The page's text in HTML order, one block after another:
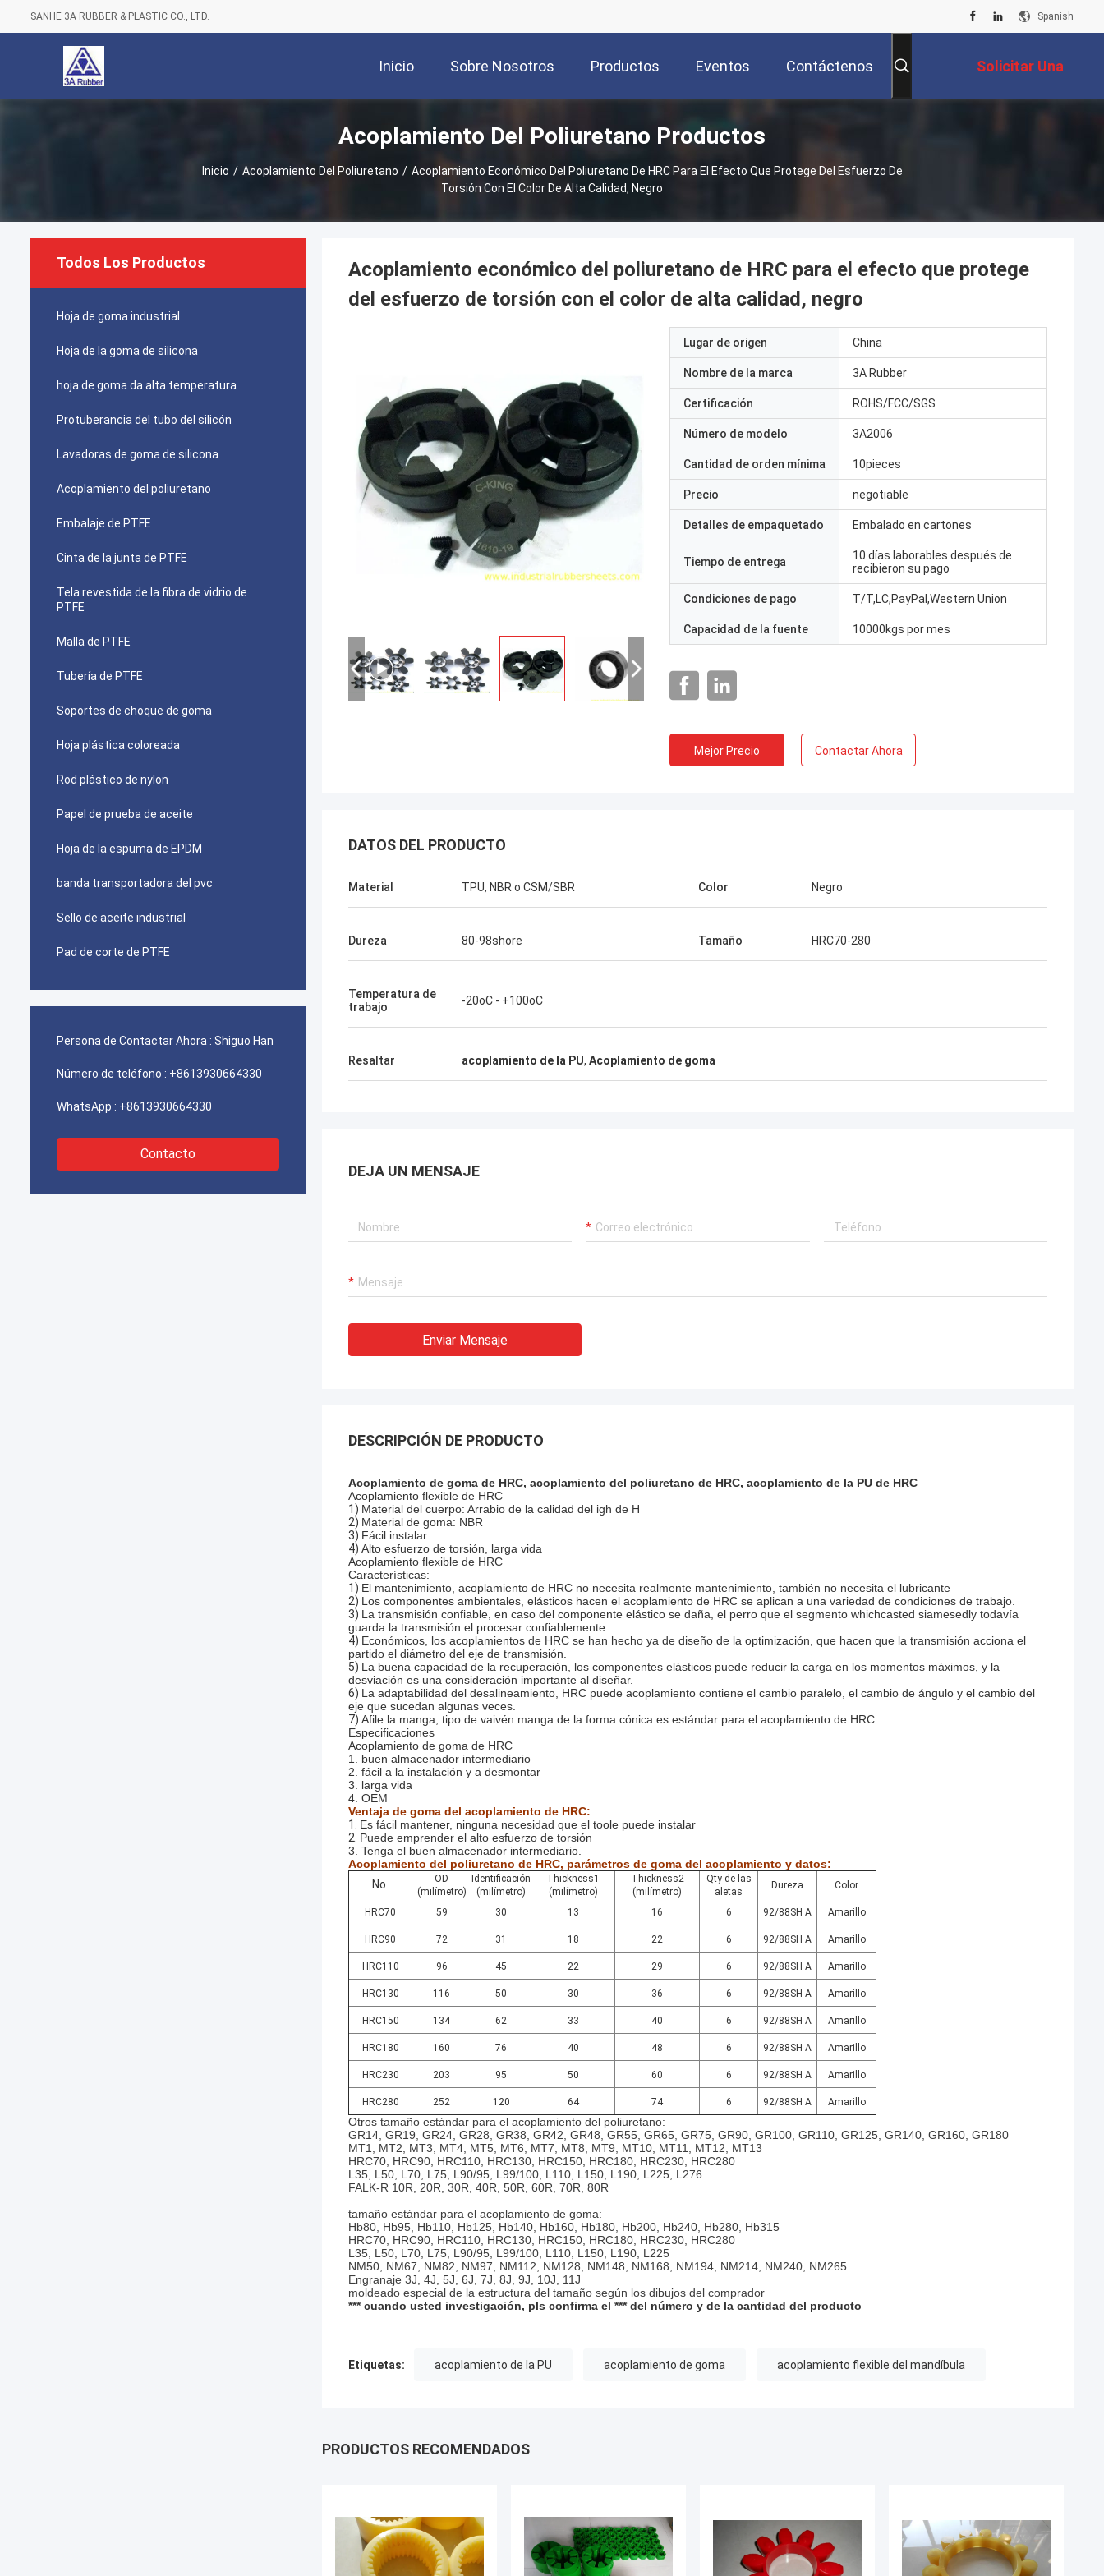
SANHE 3A RUBBER & PLASTIC CO., LTD. Spanish
Inicio Sobre Nosotros Productos Eventos Contáctenos Solicitar Una
Cotización
Acoplamiento Del Poliuretano Productos
Inicio / Acoplamiento Del Poliuretano / Acoplamiento Económico Del Poliuretano De HRC Para El Efecto Que Protege Del Esfuerzo De
Torsión Con El Color De Alta Calidad, Negro
Todos Los Productos
Hoja de goma industrial
Hoja de la goma de silicona
hoja de goma da alta temperatura
Protuberancia del tubo del silicón
Lavadoras de goma de silicona
Acoplamiento del poliuretano
Embalaje de PTFE
Cinta de la junta de PTFE
Tela revestida de la fibra de vidrio de
PTFE
Malla de PTFE
Tubería de PTFE
Soportes de choque de goma
Hoja plástica coloreada
Rod plástico de nylon
Papel de prueba de aceite
Hoja de la espuma de EPDM
banda transportadora del pvc
Sello de aceite industrial
Pad de corte de PTFE
Persona de Contactar Ahora : Shiguo Han
Número de teléfono : +8613930664330
WhatsApp : +8613930664330
Contacto
Acoplamiento económico del poliuretano de HRC para el efecto que protege
del esfuerzo de torsión con el color de alta calidad, negro
Lugar de origen China
Nombre de la marca 3A Rubber
Certificación ROHS/FCC/SGS
Número de modelo 3A2006
Cantidad de orden mínima 10pieces
Precio negotiable
Detalles de empaquetado Embalado en cartones
Tiempo de entrega
10 días laborables después de
recibieron su pago
Condiciones de pago T/T,LC,PayPal,Western Union
Capacidad de la fuente 10000kgs por mes
Mejor Precio Contactar Ahora
DATOS DEL PRODUCTO
Material TPU, NBR o CSM/SBR Color Negro
Dureza 80-98shore Tamaño HRC70-280
Temperatura de
trabajo
-20oC - +100oC
Resaltar acoplamiento de la PU, Acoplamiento de goma
DEJA UN MENSAJE
Enviar Mensaje
DESCRIPCIÓN DE PRODUCTO
Acoplamiento de goma de HRC, acoplamiento del poliuretano de HRC, acoplamiento de la PU de HRC
Acoplamiento flexible de HRC
1) Material del cuerpo: Arrabio de la calidad del igh de H
2) Material de goma: NBR
3) Fácil instalar
4) Alto esfuerzo de torsión, larga vida
Acoplamiento flexible de HRC
Características:
1) El mantenimiento, acoplamiento de HRC no necesita realmente mantenimiento, también no necesita el lubricante
2) Los componentes ambientales, elásticos hacen el acoplamiento de HRC se aplican a una variedad de condiciones de trabajo.
3) La transmisión confiable, en caso del componente elástico se daña, el perro que el segmento whichcasted siamesedly todavía
guarda la transmisión el procesar confiablemente.
4) Económicos, los acoplamientos de HRC se han hecho ya de diseño de la optimización, que hacen que la transmisión acciona el
partido el diámetro del eje de transmisión.
5) La buena capacidad de la recuperación, los componentes elásticos puede reducir la carga en los momentos máximos, y la
desviación es una consideración importante al diseñar.
6) La adaptabilidad del desalineamiento, HRC puede acoplamiento contiene el cambio paralelo, el cambio de ángulo y el cambio del
eje que sucedan algunas veces.
7) Afile la manga, tipo de vaivén manga de la forma cónica es estándar para el acoplamiento de HRC.
Especificaciones
Acoplamiento de goma de HRC
1. buen almacenador intermediario
2. fácil a la instalación y a desmontar
3. larga vida
4. OEM
Ventaja de goma del acoplamiento de HRC:
1. Es fácil mantener, ninguna necesidad que el toole puede instalar
2. Puede emprender el alto esfuerzo de torsión
3. Tenga el buen almacenador intermediario.
Acoplamiento del poliuretano de HRC, parámetros de goma del acoplamiento y datos:
No.
OD
(milímetro)
Identificación
(milímetro)
Thickness1
(milímetro)
Thickness2
(milímetro)
Qty de las
aletas
Dureza Color
HRC70 59 30 13 16 6 92/88SH A Amarillo
HRC90 72 31 18 22 6 92/88SH A Amarillo
HRC110 96 45 22 29 6 92/88SH A Amarillo
HRC130 116 50 30 36 6 92/88SH A Amarillo
HRC150 134 62 33 40 6 92/88SH A Amarillo
HRC180 160 76 40 48 6 92/88SH A Amarillo
HRC230 203 95 50 60 6 92/88SH A Amarillo
HRC280 252 120 64 74 6 92/88SH A Amarillo
Otros tamaño estándar para el acoplamiento del poliuretano:
GR14, GR19, GR24, GR28, GR38, GR42, GR48, GR55, GR65, GR75, GR90, GR100, GR110, GR125, GR140, GR160, GR180
MT1, MT2, MT3, MT4, MT5, MT6, MT7, MT8, MT9, MT10, MT11, MT12, MT13
HRC70, HRC90, HRC110, HRC130, HRC150, HRC180, HRC230, HRC280
L35, L50, L70, L75, L90/95, L99/100, L110, L150, L190, L225, L276
FALK-R 10R, 20R, 30R, 40R, 50R, 60R, 70R, 80R
tamaño estándar para el acoplamiento de goma:
Hb80, Hb95, Hb110, Hb125, Hb140, Hb160, Hb180, Hb200, Hb240, Hb280, Hb315
HRC70, HRC90, HRC110, HRC130, HRC150, HRC180, HRC230, HRC280
L35, L50, L70, L75, L90/95, L99/100, L110, L150, L190, L225
NM50, NM67, NM82, NM97, NM112, NM128, NM148, NM168, NM194, NM214, NM240, NM265
Engranaje 3J, 4J, 5J, 6J, 7J, 8J, 9J, 10J, 11J
moldeado especial de la estructura del tamaño según los dibujos del comprador
*** cuando usted investigación, pls confirma el *** del número y de la cantidad del producto
Etiquetas: acoplamiento de la PU acoplamiento de goma acoplamiento flexible del mandíbula
PRODUCTOS RECOMENDADOS